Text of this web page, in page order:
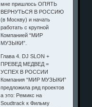
мне пришлось ОПЯТЬ
ВЕРНУТЬСЯ В РОССИЮ
(в Москву) и начать
работать с крупной
Компанией “МИР
МУЗЫКИ”.
Глава 4. DJ SLON +
ПРЕВЕД МЕДВЕД =
УСПЕХ В РОССИИ
Компания “МИР МУЗЫКИ”
предложила ряд проектов
а это: Ремикс на
Soudtrack к Фильму